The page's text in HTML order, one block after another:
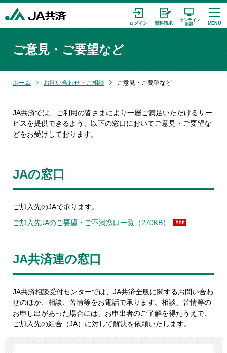
ご意見・ご要望など
ホーム お問い合わせ・ご相談 ご意見・ご要望など
JA共済では、ご利用の皆さまにより一層ご満足いただけるサー
ビスを提供できるよう、以下の窓口においてご意見・ご要望な
どをお受けしております。
JAの窓口
ご加入先のJAで承ります。
ご加入先JAのご要望・ご不満窓口一覧（270KB）
JA共済連の窓口
JA共済相談受付センターでは、JA共済全般に関するお問い合わ
せのほか、相談、苦情等をお電話で承ります。相談、苦情等の
お申し出があった場合には、お申出者のご了解を得たうえで、
ご加入先の組合（JA）に対して解決を依頼いたします。